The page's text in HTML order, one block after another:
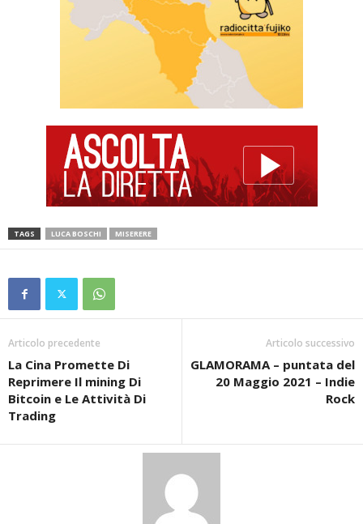
TAGS LUCA BOSCHI MISERERE
Articolo precedente
La Cina Promette Di
Reprimere Il mining Di
Bitcoin e Le Attività Di
Trading
Articolo successivo
GLAMORAMA – puntata del
20 Maggio 2021 – Indie
Rock